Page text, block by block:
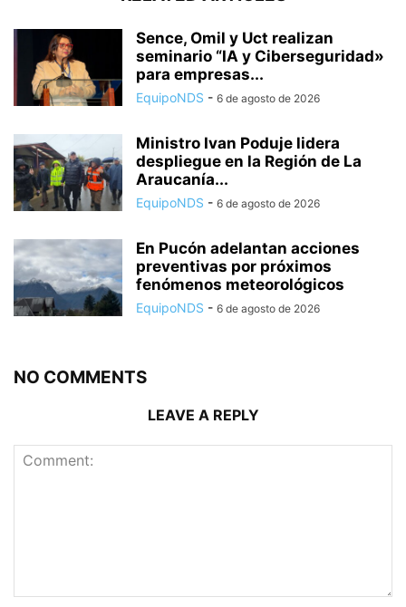
Sence, Omil y Uct realizan
seminario “IA y Ciberseguridad»
para empresas...
EquipoNDS - 6 de agosto de 2026
Ministro Ivan Poduje lidera
despliegue en la Región de La
Araucanía...
EquipoNDS - 6 de agosto de 2026
En Pucón adelantan acciones
preventivas por próximos
fenómenos meteorológicos
EquipoNDS - 6 de agosto de 2026
NO COMMENTS
LEAVE A REPLY